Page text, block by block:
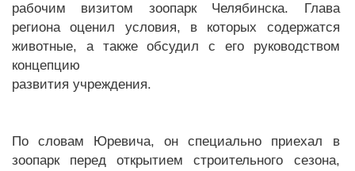
рабочим визитом зоопарк Челябинска. Глава
региона оценил условия, в которых содержатся
животные, а также обсудил с его руководством
концепцию
развития учреждения.
По словам Юревича, он специально приехал в
зоопарк перед открытием строительного сезона,